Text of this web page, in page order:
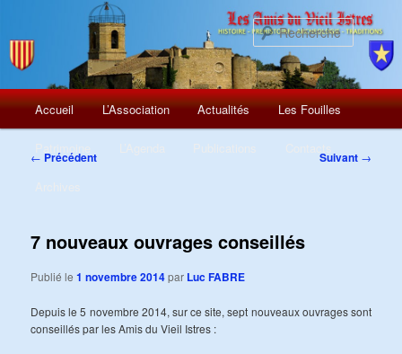
Menu
principal
Aller
Accueil L’Association Actualités Les Fouilles
Navigation
← Précédent Suivant →
7 nouveaux ouvrages conseillés
Publié le1 novembre 2014par Luc FABRE
Depuis le 5 novembre 2014, sur ce site, sept nouveaux ouvrages sont
conseillés par les Amis du Vieil Istres :